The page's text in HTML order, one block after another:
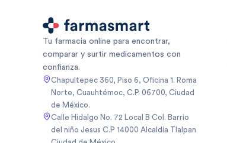
Tu farmacia online para encontrar,
comparar y surtir medicamentos con
confianza.
Chapultepec 360, Piso 6, Oficina 1. Roma
Norte, Cuauhtémoc, C.P. 06700, Ciudad
de México.
Calle Hidalgo No. 72 Local B Col. Barrio
del niño Jesus C.P 14000 Alcaldia Tlalpan